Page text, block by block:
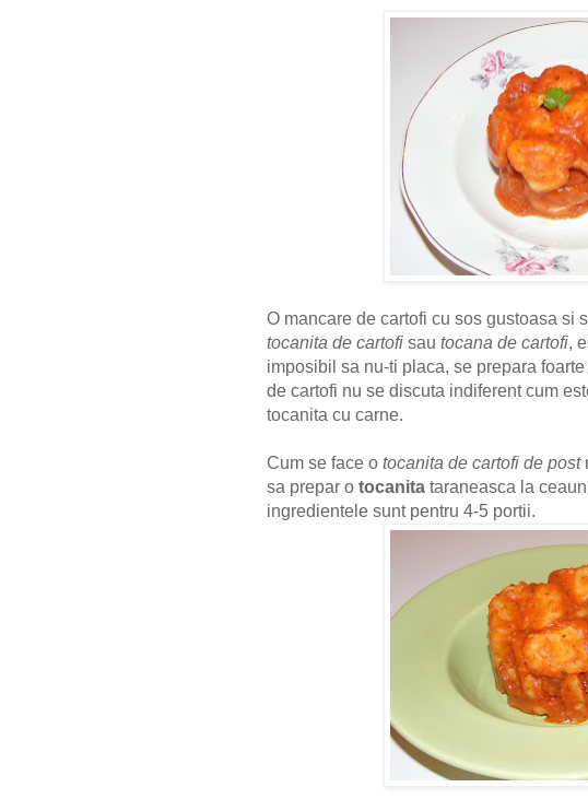
O mancare de cartofi cu sos gustoasa si
tocanita de cartofi sau tocana de cartofi,
imposibil sa nu-ti placa, se prepara
de cartofi nu se discuta indiferent cum
tocanita cu carne.
Cum se face o tocanita de cartofi de post
sa prepar o tocanita taraneasca la
ingredientele sunt pentru 4-5 portii.